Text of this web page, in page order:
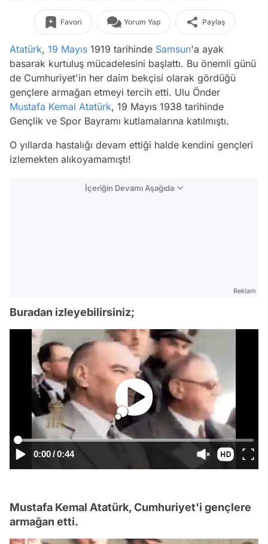
Favori Yorum Yap Paylaş
Atatürk, 19 Mayıs 1919 tarihinde Samsun'a ayak
basarak kurtuluş mücadelesini başlattı. Bu önemli günü
de Cumhuriyet'in her daim bekçisi olarak gördüğü
gençlere armağan etmeyi tercih etti. Ulu Önder
Mustafa Kemal Atatürk, 19 Mayıs 1938 tarihinde
Gençlik ve Spor Bayramı kutlamalarına katılmıştı.
O yıllarda hastalığı devam ettiği halde kendini gençleri
izlemekten alıkoyamamıştı!
İçeriğin Devamı Aşağıda
Reklam
Buradan izleyebilirsiniz;
0:00/0:44
Mustafa Kemal Atatürk, Cumhuriyet'i gençlere
armağan etti.